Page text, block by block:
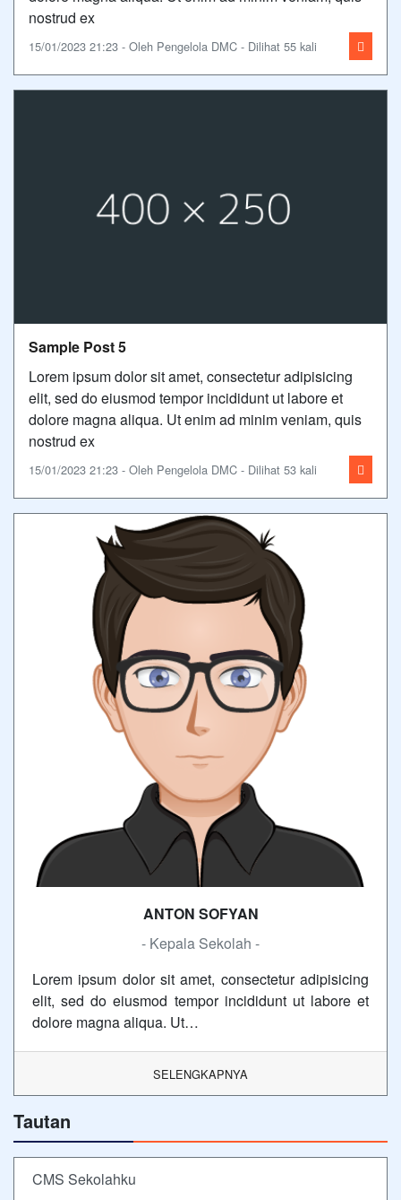
nostrud ex
15/01/2023 21:23 - Oleh Pengelola DMC - Dilihat 55 kali
Sample Post 5
Lorem ipsum dolor sit amet, consectetur adipisicing
elit, sed do eiusmod tempor incididunt ut labore et
dolore magna aliqua. Ut enim ad minim veniam, quis
nostrud ex
15/01/2023 21:23 - Oleh Pengelola DMC - Dilihat 53 kali
ANTON SOFYAN
- Kepala Sekolah -
Lorem ipsum dolor sit amet, consectetur adipisicing
elit, sed do eiusmod tempor incididunt ut labore et
dolore magna aliqua. Ut…
SELENGKAPNYA
Tautan
CMS Sekolahku